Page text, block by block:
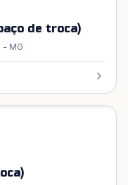
de troca)
MG